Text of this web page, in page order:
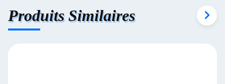
Produits Similaires